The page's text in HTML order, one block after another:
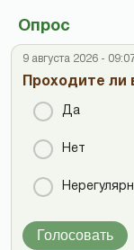
Опрос
9 августа 2026 -
Проходите
Да
Нет
Голосовать